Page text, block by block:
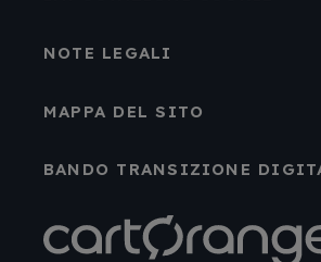
NOTE LEGALI
MAPPA DEL SITO
BANDO TRANSIZIONE